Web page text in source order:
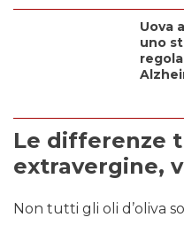
Uova
uno
Le differenze
extravergine,
Non tutti gli oli d’oliva